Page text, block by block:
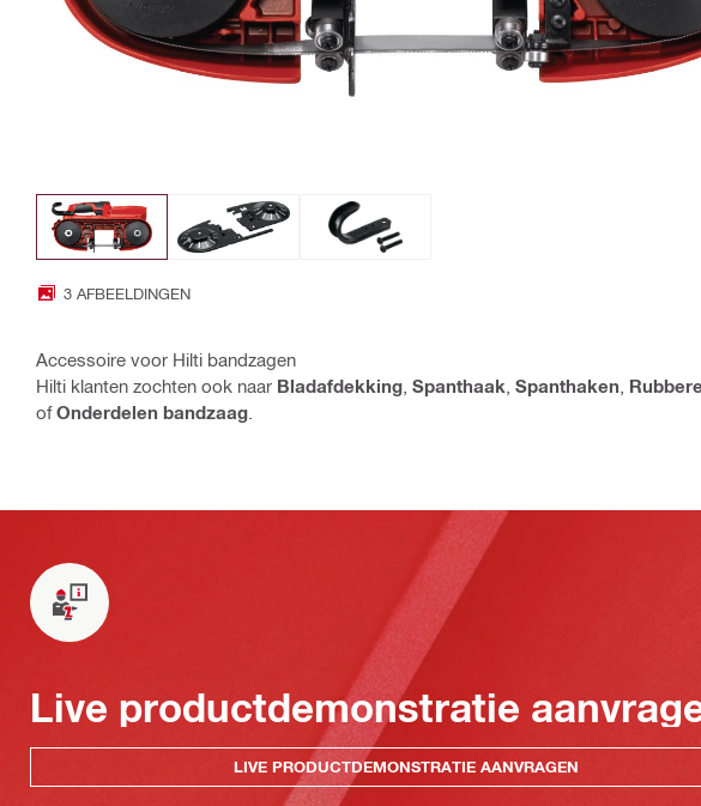
3 AFBEELDINGEN
Accessoire voor Hilti bandzagen
Hilti klanten zochten ook naar Bladafdekking Spanthaak Spanthaken
ofOnderdelen bandzaag
Live productdemonstratie
LIVE PRODUCTDEMONSTRATIE AANVRAGEN